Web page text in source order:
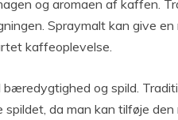
og aromaen af kaffen.
Spraymalt kan give
kaffeoplevelse.
og spild.
da man kan tilføje